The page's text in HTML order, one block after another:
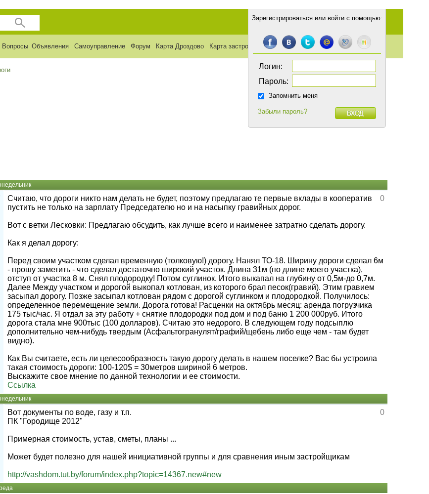
Вопросы Объявления Самоуправление Форум Карта Дроздово Карта застройки Транспорт Статьи
Зарегистрироватьсяили войти с помощью:
Логин:
Пароль:
Запомнить меня
Забыли пароль?
0
Считаю, что дороги никто нам делать не будет, поэтому предлагаю те первые вклады в кооператив
пустить не только на зарплату Председателю но и на насыпку гравийных дорог.
Вот с ветки Лесковки: Предлагаю обсудить, как лучше всего и наименее затратно сделать дорогу.
Как я делал дорогу:
Перед своим участком сделал временную (толковую!) дорогу. Нанял ТО-18. Ширину дороги сделал 6м
- прошу заметить - что сделал достаточно широкий участок. Длина 31м (по длине моего участка),
отступ от участка 8 м. Снял плодородку! Потом суглинок. Итого выкапал на глубину от 0,5м-до 0,7м.
Далее Между участком и дорогой выкопал котлован, из которого брал песок(гравий). Этим гравием
засыпал дорогу. Позже засыпал котлован рядом с дорогой суглинком и плодородкой. Получилось:
определенное перемещение земли. Дорога готова! Расценки на октябрь месяц: аренда погрузчика
175 тыс/час. Я отдал за эту работу + снятие плодородки под дом и под баню 1 200 000руб. Итого
дорога стала мне 900тыс (100 долларов). Считаю это недорого. В следующем году подсыплю
дополнительно чем-нибудь твердым (Асфальтогранулят/графий/щебень либо еще чем - там будет
видно).
Как Вы считаете, есть ли целесообразность такую дорогу делать в нашем поселке? Вас бы устроила
такая стоимость дороги: 100-120$ = 30метров шириной 6 метров.
Выскажите свое мнение по данной технологии и ее стоимости.
Ссылка
0
Вот документы по воде, газу и т.п.
ПК "Городище 2012"
Примерная стоимость, устав, сметы, планы ...
Может будет полезно для нашей инициативной группы и для сравнения иным застройщикам
http://vashdom.tut.by/forum/index.php?topic=14367.new#new